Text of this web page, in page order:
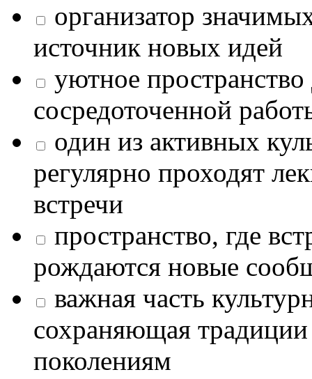
организатор
источник новых идей
уютное
сосредоточенной
один из активных
регулярно проходят
встречи
пространство, где
рождаются новые
важная часть
сохраняющая
поколениям